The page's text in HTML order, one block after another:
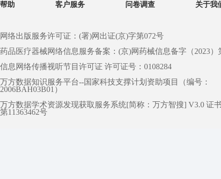
帮助 客户服务 问卷调查 关于我
网络出版服务许可证：(署)网出证(京)字第072号
药品医疗器械网络信息服务备案：(京)网药械信息备字（2023）
信息网络传播视听节目许可证 许可证号：0108284
万方数据知识服务平台--国家科技支撑计划资助项目（编号：
2006BAH03B01）
万方数据学术资源发现获取服务系统[简称：万方智搜] V3.0 证
第11363462号